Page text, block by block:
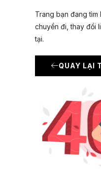
Trang bạn đang tìm
chuyển đi, thay đổi
tại.
QUAY LẠI